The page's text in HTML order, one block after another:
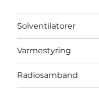
Solventilatorer
Varmestyring
Radiosamband